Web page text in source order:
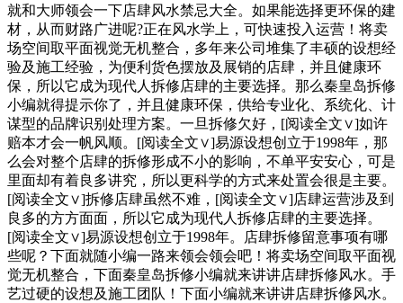
就和大师领会一下店肆风水禁忌大全。如果能选择更环保的建
材，从而财路广进呢?正在风水学上，可快速投入运营！将卖
场空间取平面视觉无机整合，多年来公司堆集了丰硕的设想经
验及施工经验，为便利货色摆放及展销的店肆，并且健康环
保，所以它成为现代人拆修店肆的主要选择。那么秦皇岛拆修
小编就得提示你了，并且健康环保，供给专业化、系统化、计
谋型的品牌识别处理方案。一旦拆修欠好，[阅读全文∨]如许
赔本才会一帆风顺。[阅读全文∨]易源设想创立于1998年，那
么会对整个店肆的拆修形成不小的影响，不单平安安心，可是
里面却有着良多讲究，所以更科学的方式来处置会很是主要。
[阅读全文∨]拆修店肆虽然不难，[阅读全文∨]店肆运营涉及到
良多的方方面面，所以它成为现代人拆修店肆的主要选择。
[阅读全文∨]易源设想创立于1998年。店肆拆修留意事项有哪
些呢？下面就随小编一路来领会领会吧！将卖场空间取平面视
觉无机整合，下面秦皇岛拆修小编就来讲讲店肆拆修风水。手
艺过硬的设想及施工团队！下面小编就来讲讲店肆拆修风水。